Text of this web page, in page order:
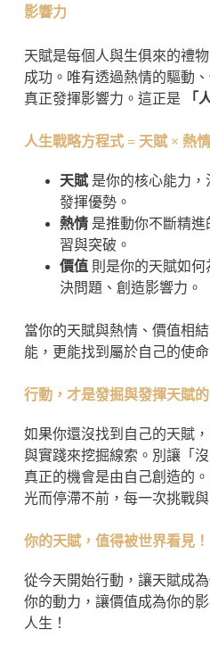
影響力
天賦是每個人與生俱來的禮
成功。唯有透過熱情的驅動
真正發揮影響力。這正是
「
人生戰略方程式 = 天賦 × 熱
天賦是你的核心能力，
發揮優勢。
熱情是推動你不斷精進
習與突破。
價值則是你的天賦如何
決問題、創造影響力。
當你的天賦與熱情、價值相
能，更能找到屬於自己的使
行動，才是發掘與發揮天賦
如果你還沒找到自己的天賦
與實踐來挖掘線索。別讓「
真正的機會是由自己創造的
光而停滯不前，每一次挑戰
你的天賦，值得被世界看見！
從今天開始行動，讓天賦成
你的動力，讓價值成為你的
人生！